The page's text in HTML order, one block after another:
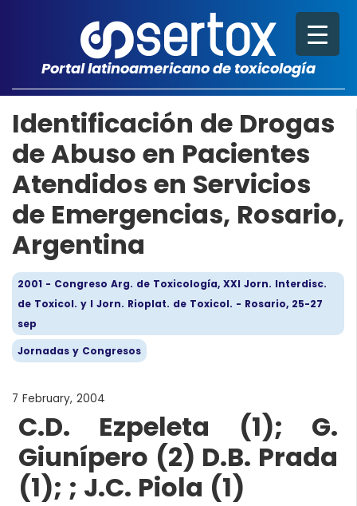
Portal latinoamericano de toxicología
Identificación de Drogas
de Abuso en Pacientes
Atendidos en Servicios
de Emergencias, Rosario,
Argentina
2001 - Congreso Arg. de Toxicología, XXI Jorn. Interdisc.
de Toxicol. y I Jorn. Rioplat. de Toxicol. - Rosario, 25-27
sep
Jornadas y Congresos
7 February, 2004
C.D. Ezpeleta (1); G.
Giunípero (2) D.B. Prada
(1); ; J.C. Piola (1)